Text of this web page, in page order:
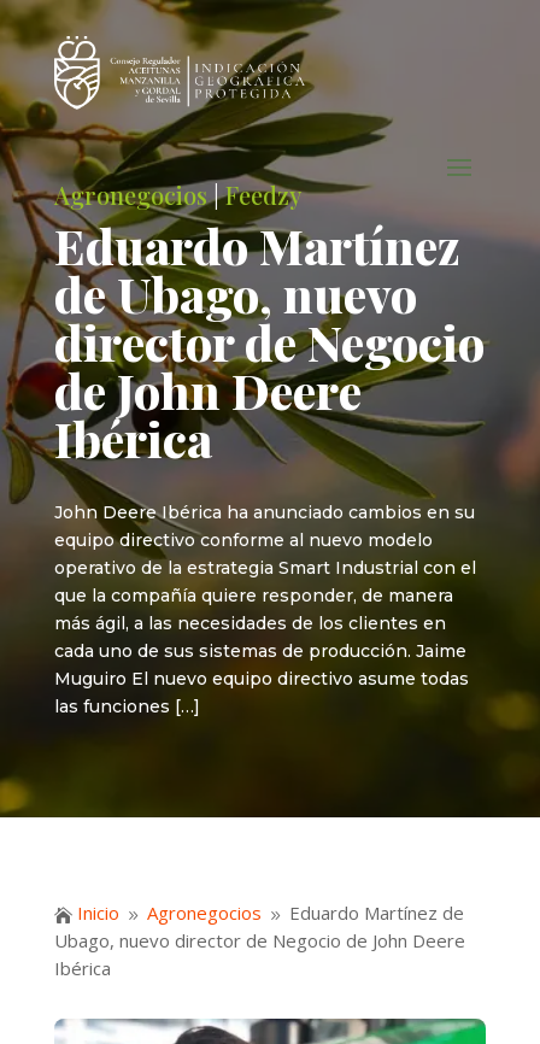
Agronegocios|Feedzy
Eduardo Martínez
de Ubago, nuevo
director de Negocio
de John Deere
Ibérica
John Deere Ibérica ha anunciado cambios en su
equipo directivo conforme al nuevo modelo
operativo de la estrategia Smart Industrial con el
que la compañía quiere responder, de manera
más ágil, a las necesidades de los clientes en
cada uno de sus sistemas de producción. Jaime
Muguiro El nuevo equipo directivo asume todas
las funciones […]
 Inicio 9 Agronegocios 9 Eduardo Martínez de
Ubago, nuevo director de Negocio de John Deere
Ibérica